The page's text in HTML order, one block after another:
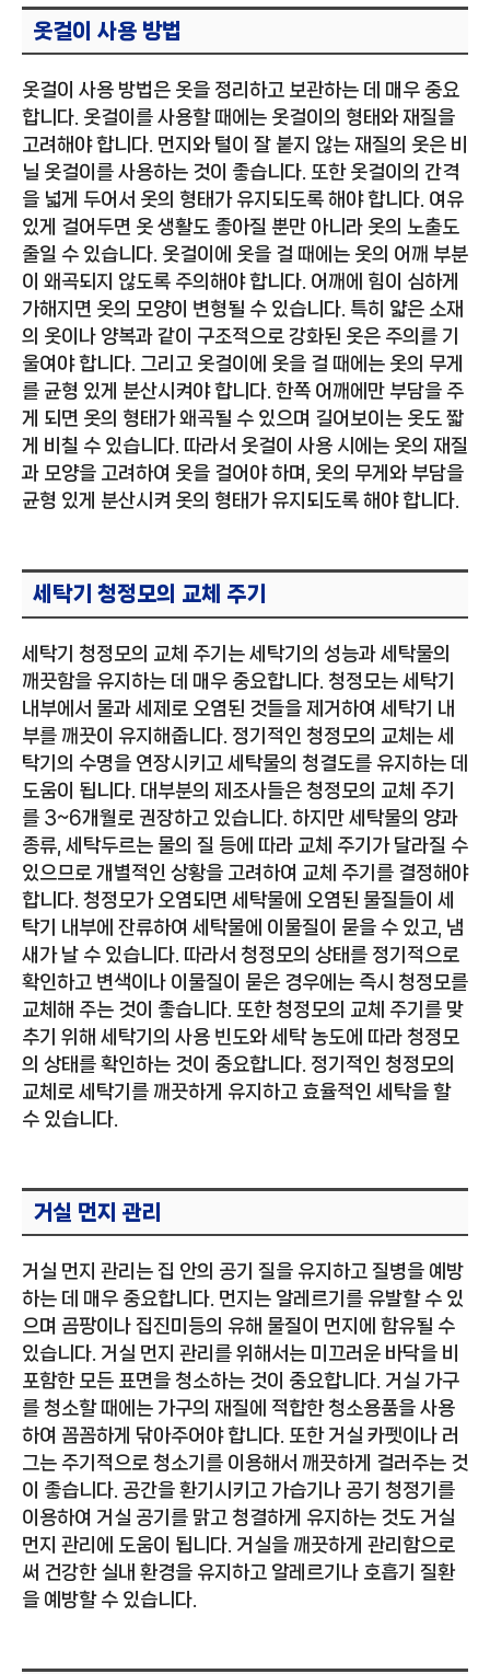
옷걸이 사용 방법
옷걸이 사용 방법은 옷을 정리하고 보관하는 데 매우 중요
합니다. 옷걸이를 사용할 때에는 옷걸이의 형태와 재질을
고려해야 합니다. 먼지와 털이 잘 붙지 않는 재질의 옷은 비
닐 옷걸이를 사용하는 것이 좋습니다. 또한 옷걸이의 간격
을 넓게 두어서 옷의 형태가 유지되도록 해야 합니다. 여유
있게 걸어두면 옷 생활도 좋아질 뿐만 아니라 옷의 노출도
줄일 수 있습니다. 옷걸이에 옷을 걸 때에는 옷의 어깨 부분
이 왜곡되지 않도록 주의해야 합니다. 어깨에 힘이 심하게
가해지면 옷의 모양이 변형될 수 있습니다. 특히 얇은 소재
의 옷이나 양복과 같이 구조적으로 강화된 옷은 주의를 기
울여야 합니다. 그리고 옷걸이에 옷을 걸 때에는 옷의 무게
를 균형 있게 분산시켜야 합니다. 한쪽 어깨에만 부담을 주
게 되면 옷의 형태가 왜곡될 수 있으며 길어보이는 옷도 짧
게 비칠 수 있습니다. 따라서 옷걸이 사용 시에는 옷의 재질
과 모양을 고려하여 옷을 걸어야 하며, 옷의 무게와 부담을
균형 있게 분산시켜 옷의 형태가 유지되도록 해야 합니다.
세탁기 청정모의 교체 주기
세탁기 청정모의 교체 주기는 세탁기의 성능과 세탁물의
깨끗함을 유지하는 데 매우 중요합니다. 청정모는 세탁기
내부에서 물과 세제로 오염된 것들을 제거하여 세탁기 내
부를 깨끗이 유지해줍니다. 정기적인 청정모의 교체는 세
탁기의 수명을 연장시키고 세탁물의 청결도를 유지하는 데
도움이 됩니다. 대부분의 제조사들은 청정모의 교체 주기
를 3~6개월로 권장하고 있습니다. 하지만 세탁물의 양과
종류, 세탁두르는 물의 질 등에 따라 교체 주기가 달라질 수
있으므로 개별적인 상황을 고려하여 교체 주기를 결정해야
합니다. 청정모가 오염되면 세탁물에 오염된 물질들이 세
탁기 내부에 잔류하여 세탁물에 이물질이 묻을 수 있고, 냄
새가 날 수 있습니다. 따라서 청정모의 상태를 정기적으로
확인하고 변색이나 이물질이 묻은 경우에는 즉시 청정모를
교체해 주는 것이 좋습니다. 또한 청정모의 교체 주기를 맞
추기 위해 세탁기의 사용 빈도와 세탁 농도에 따라 청정모
의 상태를 확인하는 것이 중요합니다. 정기적인 청정모의
교체로 세탁기를 깨끗하게 유지하고 효율적인 세탁을 할
수 있습니다.
거실 먼지 관리
거실 먼지 관리는 집 안의 공기 질을 유지하고 질병을 예방
하는 데 매우 중요합니다. 먼지는 알레르기를 유발할 수 있
으며 곰팡이나 집진미등의 유해 물질이 먼지에 함유될 수
있습니다. 거실 먼지 관리를 위해서는 미끄러운 바닥을 비
포함한 모든 표면을 청소하는 것이 중요합니다. 거실 가구
를 청소할 때에는 가구의 재질에 적합한 청소용품을 사용
하여 꼼꼼하게 닦아주어야 합니다. 또한 거실 카펫이나 러
그는 주기적으로 청소기를 이용해서 깨끗하게 걸러주는 것
이 좋습니다. 공간을 환기시키고 가습기나 공기 청정기를
이용하여 거실 공기를 맑고 청결하게 유지하는 것도 거실
먼지 관리에 도움이 됩니다. 거실을 깨끗하게 관리함으로
써 건강한 실내 환경을 유지하고 알레르기나 호흡기 질환
을 예방할 수 있습니다.